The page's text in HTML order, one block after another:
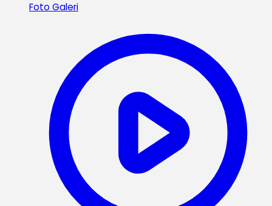
Foto Galeri